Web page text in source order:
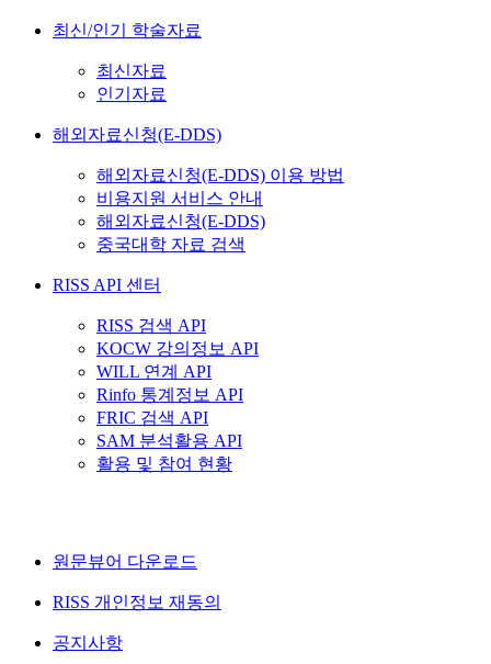
최신/인기 학술자료
최신자료
인기자료
해외자료신청(E-DDS)
해외자료신청(E-DDS) 이용 방법
비용지원 서비스 안내
해외자료신청(E-DDS)
중국대학 자료 검색
RISS API 센터
RISS 검색 API
KOCW 강의정보 API
WILL 연계 API
Rinfo 통계정보 API
FRIC 검색 API
SAM 분석활용 API
활용 및 참여 현황
원문뷰어 다운로드
RISS 개인정보 재동의
공지사항